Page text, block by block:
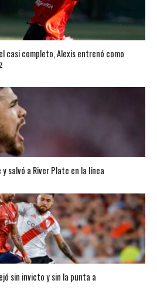
casi completo, Alexis entrenó como
salvó a River Plate en la línea
sin invicto y sin la punta a